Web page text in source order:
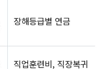
장해등급별 연금
직업훈련비, 직장복귀